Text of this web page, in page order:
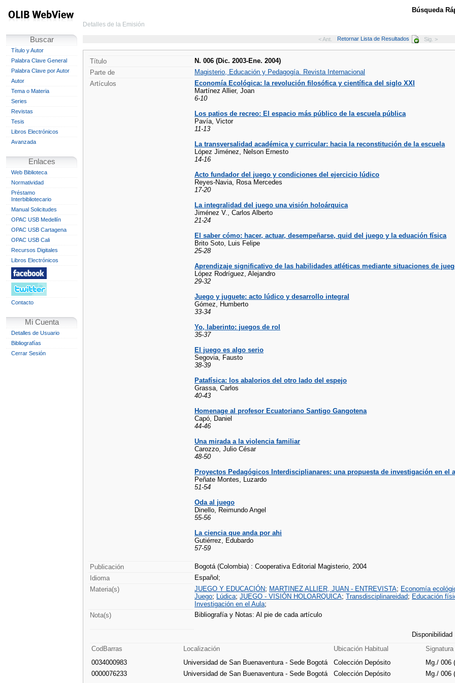
Buscar
Título y Autor
Palabra Clave General
Palabra Clave por Autor
Autor
Tema o Materia
Series
Revistas
Tesis
Libros Electrónicos
Avanzada
Enlaces
Web Biblioteca
Normatividad
Préstamo
Interbibliotecario
Manual Solicitudes
OPAC USB Medellín
OPAC USB Cartagena
OPAC USB Cali
Recursos Digitales
Libros Electrónicos
Contacto
Mi Cuenta
Detalles de Usuario
Bibliografías
Cerrar Sesión
Búsqueda
Detalles de la Emisión
< Ant. Retornar Lista de Resultados Sig. >
Título
N. 006 (Dic. 2003-Ene. 2004)
Parte de
Magisterio, Educación y Pedagogía. Revista Internacional
Artículos
Economía Ecológica: la revolución filosófica y científica del siglo XXI
Martínez Allier, Joan
6-10
Los patios de recreo: El espacio más público de la escuela pública
Pavía, Victor
11-13
La transversalidad académica y curricular: hacia la reconstitución de la escuela
López Jiménez, Nelson Ernesto
14-16
Acto fundador del juego y condiciones del ejercicio lúdico
Reyes-Navia, Rosa Mercedes
17-20
La integralidad del juego una visión holoárquica
Jiménez V., Carlos Alberto
21-24
El saber cómo: hacer, actuar, desempeñarse, quid del juego y la eduación física
Brito Soto, Luis Felipe
25-28
Aprendizaje significativo de las habilidades atléticas mediante situaciones de
López Rodríguez, Alejandro
29-32
Juego y juguete: acto lúdico y desarrollo integral
Gómez, Humberto
33-34
Yo, laberinto: juegos de rol
35-37
El juego es algo serio
Segovia, Fausto
38-39
Patafísica: los abalorios del otro lado del espejo
Grassa, Carlos
40-43
Homenage al profesor Ecuatoriano Santigo Gangotena
Capó, Daniel
44-46
Una mirada a la violencia familiar
Carozzo, Julio César
48-50
Proyectos Pedagógicos Interdisciplianares: una propuesta de investigación en el
Peñate Montes, Luzardo
51-54
Oda al juego
Dinello, Reimundo Angel
55-56
La ciencia que anda por ahi
Gutiérrez, Edubardo
57-59
Publicación
Bogotá (Colombia) : Cooperativa Editorial Magisterio, 2004
Idioma
Español;
Materia(s)
JUEGO Y EDUCACIÓN; MARTINEZ ALLIER, JUAN - ENTREVISTA; Economía
Juego; Lúdica; JUEGO - VISIÓN HOLOARQUICA; Transdisciplinareidad; Educación
Investigación en el Aula;
Nota(s)
Bibliografía y Notas: Al pie de cada artículo
Disponibilidad
CodBarras
Localización Ubicación Habitual
Signatura
0034000983
Universidad de San Buenaventura - Sede Bogotá Colección Depósito
Mg./ 006
0000076233
Universidad de San Buenaventura - Sede Bogotá Colección Depósito Mg./ 006